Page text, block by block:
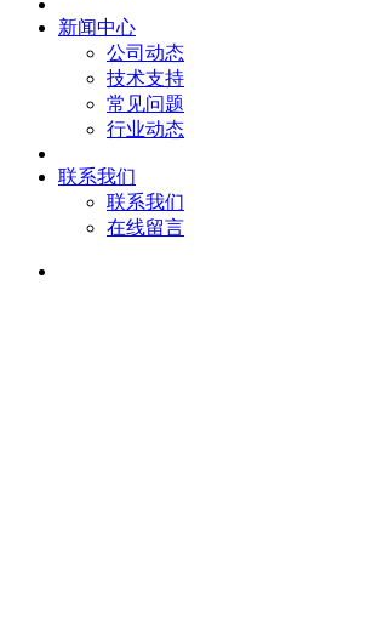
新闻中心
公司动态
技术支持
常见问题
行业动态
联系我们
联系我们
在线留言